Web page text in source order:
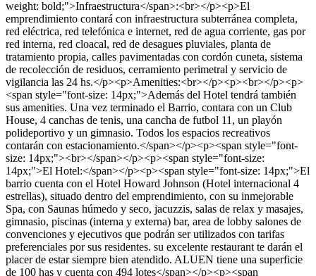
weight: bold;">Infraestructura</span>:<br></p><p>El
emprendimiento contará con infraestructura subterránea completa,
red eléctrica, red telefónica e internet, red de agua corriente, gas por
red interna, red cloacal, red de desagues pluviales, planta de
tratamiento propia, calles pavimentadas con cordón cuneta, sistema
de recolección de residuos, cerramiento perimetral y servicio de
vigilancia las 24 hs.</p><p>Amenities:<br></p><p><br></p><p>
<span style="font-size: 14px;">Además del Hotel tendrá también
sus amenities. Una vez terminado el Barrio, contara con un Club
House, 4 canchas de tenis, una cancha de futbol 11, un playón
polideportivo y un gimnasio. Todos los espacios recreativos
contarán con estacionamiento.</span></p><p><span style="font-
size: 14px;"><br></span></p><p><span style="font-size:
14px;">El Hotel:</span></p><p><span style="font-size: 14px;">El
barrio cuenta con el Hotel Howard Johnson (Hotel internacional 4
estrellas), situado dentro del emprendimiento, con su inmejorable
Spa, con Saunas húmedo y seco, jacuzzis, salas de relax y masajes,
gimnasio, piscinas (interna y externa) bar, area de lobby salones de
convenciones y ejecutivos que podrán ser utilizados con tarifas
preferenciales por sus residentes. su excelente restaurant te darán el
placer de estar siempre bien atendido. ALUEN tiene una superficie
de 100 has y cuenta con 494 lotes</span></p><p><span